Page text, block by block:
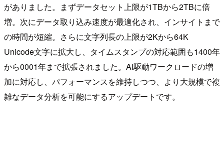
がありました。まずデータセット上限が1TBから2TBに倍
増。次にデータ取り込み速度が最適化され、インサイトまで
の時間が短縮。さらに文字列長の上限が2Kから64K
Unicode文字に拡大し、タイムスタンプの対応範囲も1400年
から0001年まで拡張されました。AI駆動ワークロードの増
加に対応し、パフォーマンスを維持しつつ、より大規模で複
雑なデータ分析を可能にするアップデートです。